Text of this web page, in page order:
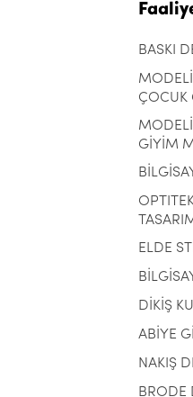
BASKI
ÇOCUK
GİYİM
ELDE
DİKİŞ
ABİYE
NAKIŞ
BRODE